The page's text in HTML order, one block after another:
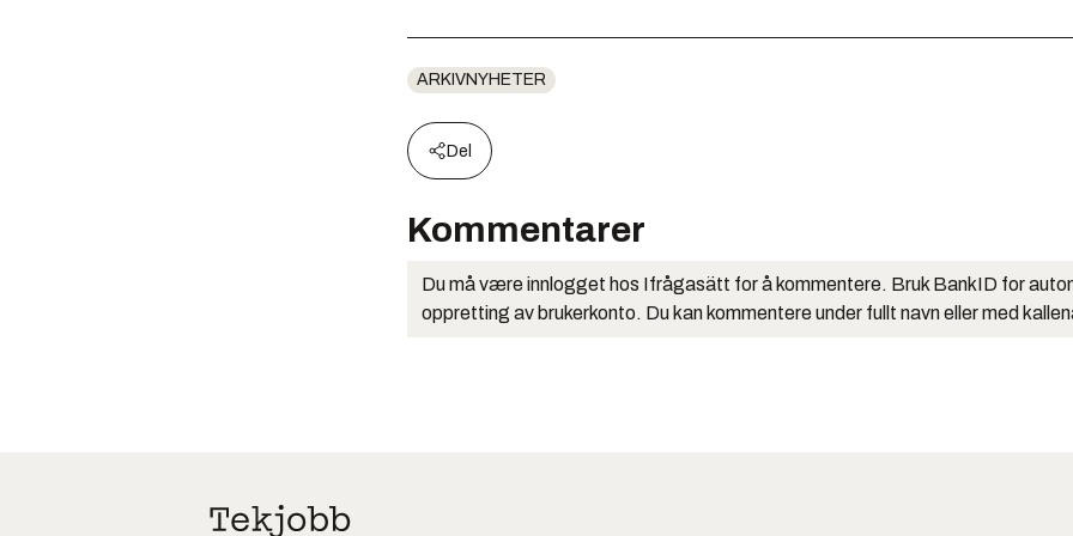
ARKIVNYHETER
Del
Kommentarer
Du må være innlogget hos Ifrågasätt for å kommentere. Bruk BankID for
oppretting av brukerkonto. Du kan kommentere under fullt navn eller med